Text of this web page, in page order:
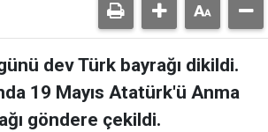
dev Türk bayrağı dikildi.
19 Mayıs Atatürk'ü Anma
göndere çekildi.